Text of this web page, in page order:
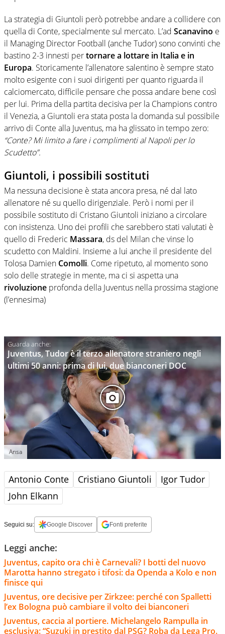
La strategia di Giuntoli però potrebbe andare a collidere con
quella di Conte, specialmente sul mercato. L’ad Scanavino e
il Managing Director Football (anche Tudor) sono convinti che
bastino 2-3 innesti pertornare a lottare in Italia e in
Europa. Storicamente l’allenatore salentino è sempre stato
molto esigente con i suoi dirigenti per quanto riguarda il
calciomercato, difficile pensare che possa andare bene così
per lui. Prima della partita decisiva per la Champions contro
il Venezia, a Giuntoli era stata posta la domanda sul possibile
arrivo di Conte alla Juventus, ma ha glissato in tempo zero:
“Conte? Mi limito a fare i complimenti al Napoli per lo
Scudetto”.
Giuntoli, i possibili sostituti
Ma nessuna decisione è stata ancora presa, né dal lato
allenatore né su quello dirigenziale. Però i nomi per il
possibile sostituto di Cristano Giuntoli iniziano a circolare
con insistenza. Uno dei profili che sarebbero stati valutati è
quello di Frederic Massara, ds del Milan che vinse lo
scudetto con Maldini. Insieme a lui anche il presidente del
Tolosa Damien Comolli. Come ripetuto, al momento sono
solo delle strategie in mente, ma ci si aspetta una
rivoluzione profonda della Juventus nella prossima stagione
(l’ennesima)
Juventus, Tudor è il terzo allenatore straniero negli
ultimi 50 anni: prima di lui, due bianconeri DOC
Ansa
Antonio Conte Cristiano Giuntoli
Igor Tudor
John Elkann
Seguici su: Google Discover Fonti preferite
Leggi anche:
Juventus, capito ora chi è Carnevali? I botti del nuovo
Marotta hanno stregato i tifosi: da Openda a Kolo e non
finisce qui
Juventus, ore decisive per Zirkzee: perché con Spalletti
l’ex Bologna può cambiare il volto dei bianconeri
Juventus, caccia al portiere. Michelangelo Rampulla in
esclusiva: “Suzuki in prestito dal PSG? Roba da Lega Pro.